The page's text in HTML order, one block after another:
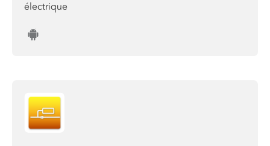
électrique